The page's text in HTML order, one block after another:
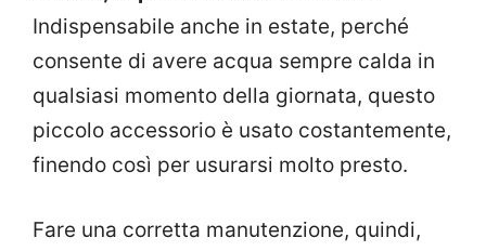
Indispensabile anche in estate, perché
consente di avere acqua sempre calda in
qualsiasi momento della giornata, questo
piccolo accessorio è usato costantemente,
finendo così per usurarsi molto presto.
Fare una corretta manutenzione, quindi,